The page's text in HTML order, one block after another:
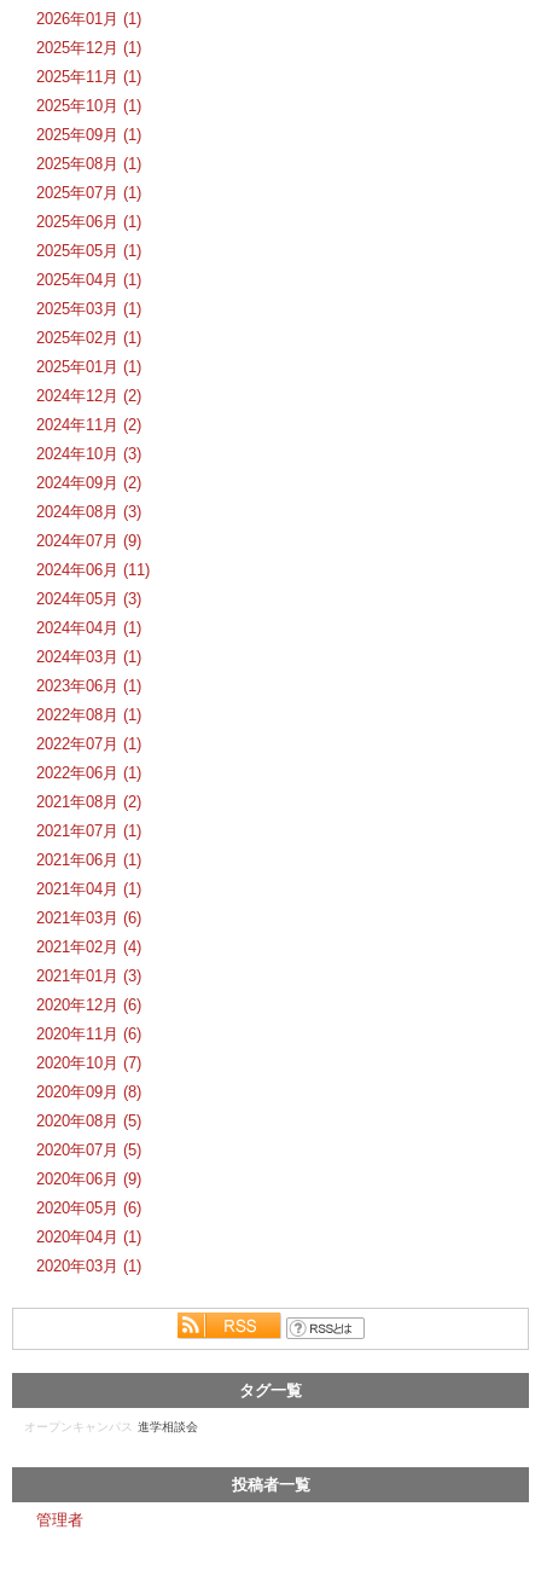
2026年01月 (1)
2025年12月 (1)
2025年11月 (1)
2025年10月 (1)
2025年09月 (1)
2025年08月 (1)
2025年07月 (1)
2025年06月 (1)
2025年05月 (1)
2025年04月 (1)
2025年03月 (1)
2025年02月 (1)
2025年01月 (1)
2024年12月 (2)
2024年11月 (2)
2024年10月 (3)
2024年09月 (2)
2024年08月 (3)
2024年07月 (9)
2024年06月 (11)
2024年05月 (3)
2024年04月 (1)
2024年03月 (1)
2023年06月 (1)
2022年08月 (1)
2022年07月 (1)
2022年06月 (1)
2021年08月 (2)
2021年07月 (1)
2021年06月 (1)
2021年04月 (1)
2021年03月 (6)
2021年02月 (4)
2021年01月 (3)
2020年12月 (6)
2020年11月 (6)
2020年10月 (7)
2020年09月 (8)
2020年08月 (5)
2020年07月 (5)
2020年06月 (9)
2020年05月 (6)
2020年04月 (1)
2020年03月 (1)
タグ一覧
オープンキャンパス 進学相談会
投稿者一覧
管理者